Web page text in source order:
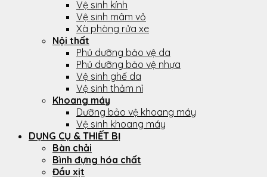
Vệ sinh kính
Vệ sinh mâm vỏ
Xà phòng rửa xe
Nội thất
Phủ dưỡng bảo vệ da
Phủ dưỡng bảo vệ nhựa
Vệ sinh ghế da
Vệ sinh thảm nỉ
Khoang máy
Dưỡng bảo vệ khoang máy
Vệ sinh khoang máy
DỤNG CỤ & THIẾT BỊ
Bàn chải
Bình đựng hóa chất
Đầu xịt